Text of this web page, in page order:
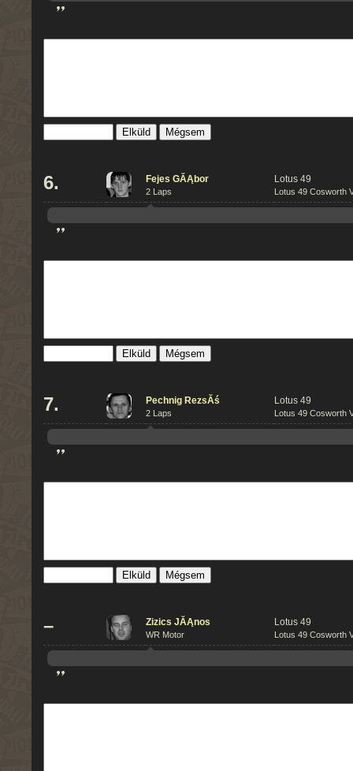
”
Mégsem
6. Fejes GĂĄbor
2 Laps
Lotus 49
Lotus 49 Cosworth
”
Mégsem
7. Pechnig RezsĂś
2 Laps
Lotus 49
Lotus 49 Cosworth
”
Mégsem
– Zizics JĂĄnos
WR Motor
Lotus 49
Lotus 49 Cosworth
”